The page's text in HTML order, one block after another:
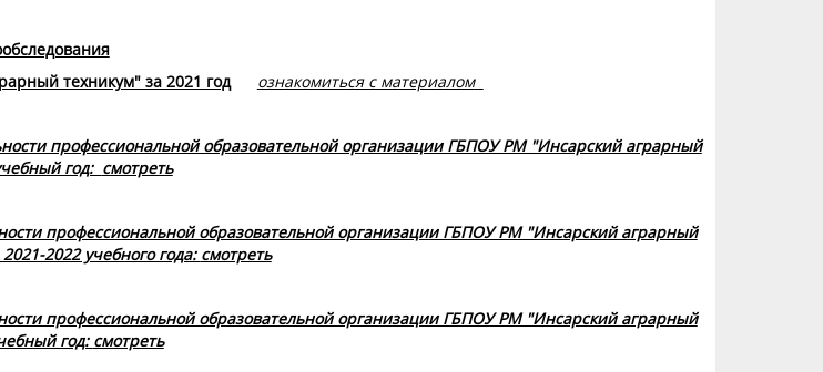
техникум" за 2021 год
ознакомиться с материалом
профессиональной образовательной организации ГБПОУ РМ "Инсарский аграрный
год: смотреть
профессиональной образовательной организации ГБПОУ РМ "Инсарский аграрный
2022 учебного года: смотреть
профессиональной образовательной организации ГБПОУ РМ "Инсарский аграрный
год: смотреть